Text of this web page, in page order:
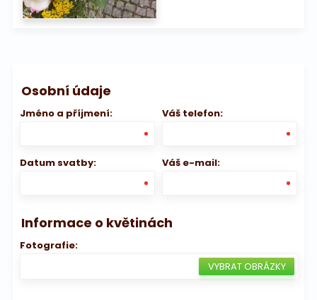
Osobní údaje
Jméno a příjmení:
Datum svatby:
Váš telefon:
Váš e-mail:
Informace o květinách
Fotografie: